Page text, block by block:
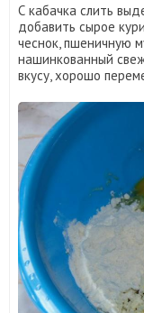
С кабачка слить
добавить сырое
чеснок, пшеничную
нашинкованный
вкусу, хорошо